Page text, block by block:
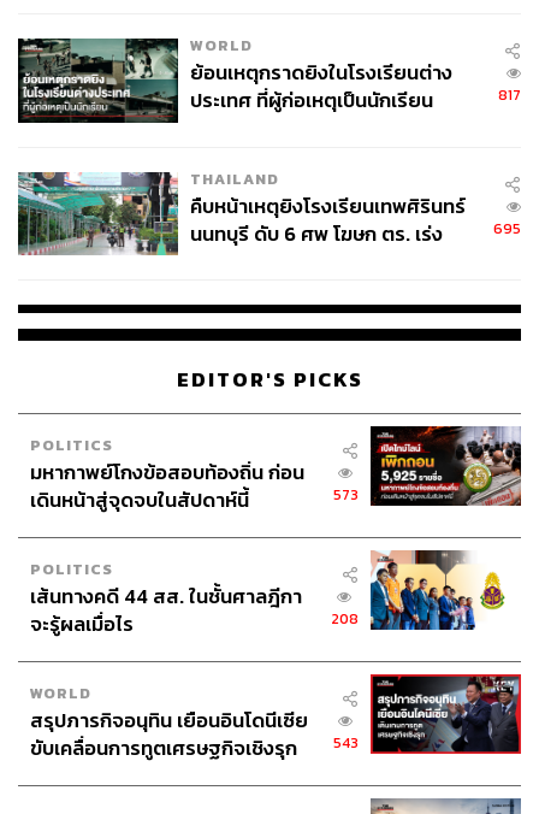
เจ:เหมือนกับ Kickstarter หรือคลาวด์ฟันดิ้งแพลตฟอร์มอื่นๆ
เราจะมีของตอบแทนให้กับคนที่มาสนับสนุนแตกต่างกันไปใน
แต่ละแคมเปญ ขึ้นอยู่กับว่าเจ้าของโปรเจกต์มีอะไรมา
ตอบแทนคนที่มาสนับสนุน อาจจะเป็นสิ่งของ หมวกแก็ป เสื้อ
ยืด แก้วน้ำ การได้พูดคุยกับคนสร้างแคมเปญ ยกตัวอย่าง ผม
เคยทำแคมเปญ Techno Pizza Party by Montonn Jira ที่ชวน
คนมาระดมทุน แล้วพอสำเร็จ คนที่สนับสนุนก็จะได้มากิน
พิซซ่า ฟังเพลง ปาร์ตี้ไปด้วยกัน ส่วนถ้าเป็นแคมเปญเพื่อช่วย
เหลือสังคม อันนี้ก็ชัดเจนอยู่แล้วว่าสิ่งตอบแทนที่เขาได้รับก็
คือการช่วยพัฒนาสังคมที่เราอยู่ร่วมกันให้ดีขึ้น เขาจะได้เห็น
การพัฒนาของแคมเปญนั้นๆ ว่ามีผลกับสิ่งแวดล้อมของเขา
อย่างไรบ้าง
WORLD
ย้อนเหตุกราดยิงในโรงเรียนต่าง
ประเทศ ที่ผู้ก่อเหตุเป็นนักเรียน
817
THAILAND
คืบหน้าเหตุยิงโรงเรียนเทพศิรินทร์
นนทบุรี ดับ 6 ศพ โฆษก ตร. เร่ง
695
EDITOR'S PICKS
POLITICS
มหากาพย์โกงข้อสอบท้องถิ่น ก่อน
เดินหน้าสู่จุดจบในสัปดาห์นี้
573
POLITICS
เส้นทางคดี 44 สส. ในชั้นศาลฎีกา
จะรู้ผลเมื่อไร
208
WORLD
สรุปภารกิจอนุทิน เยือนอินโดนีเซีย
ขับเคลื่อนการทูตเศรษฐกิจเชิงรุก
543